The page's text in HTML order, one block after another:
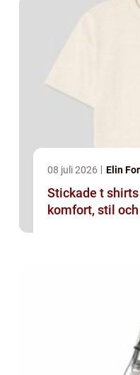
08 juli 2026 Elin
Stickade t
komfort, stil